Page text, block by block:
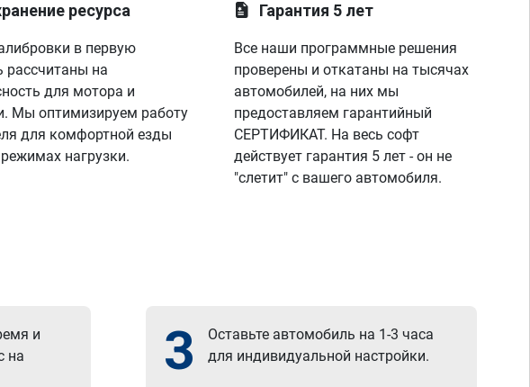
ресурса
в первую
рассчитаны на
для мотора и
Мы оптимизируем работу
для комфортной езды
нагрузки.
Гарантия 5 лет
Все наши программные решения
проверены и откатаны на тысячах
автомобилей, на них мы
предоставляем гарантийный
СЕРТИФИКАТ. На весь софт
действует гарантия 5 лет - он не
"слетит" с вашего автомобиля.
и
на
3
Оставьте автомобиль на 1-3 часа
для индивидуальной настройки.